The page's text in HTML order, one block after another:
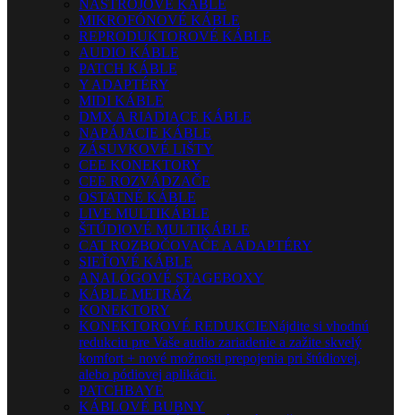
NÁSTROJOVÉ KÁBLE
MIKROFÓNOVÉ KÁBLE
REPRODUKTOROVÉ KÁBLE
AUDIO KÁBLE
PATCH KÁBLE
Y ADAPTÉRY
MIDI KÁBLE
DMX A RIADIACE KÁBLE
NAPÁJACIE KÁBLE
ZÁSUVKOVÉ LIŠTY
CEE KONEKTORY
CEE ROZVÁDZAČE
OSTATNÉ KÁBLE
LIVE MULTIKÁBLE
ŠTÚDIOVÉ MULTIKÁBLE
CAT ROZBOČOVAČE A ADAPTÉRY
SIEŤOVÉ KÁBLE
ANALÓGOVÉ STAGEBOXY
KÁBLE METRÁŽ
KONEKTORY
KONEKTOROVÉ REDUKCIENájdite si vhodnú
redukciu pre Vaše audio zariadenie a zažite skvelý
komfort + nové možnosti prepojenia pri štúdiovej,
alebo pódiovej aplikácii.
PATCHBAYE
KÁBLOVÉ BUBNY